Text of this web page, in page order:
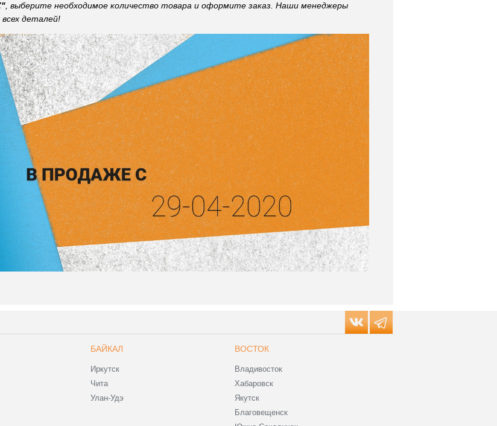
, выберите необходимое количество товара и оформите заказ. Наши менеджеры
деталей!
БАЙКАЛ
Иркутск
Чита
Улан-Удэ
ВОСТОК
Владивосток
Хабаровск
Якутск
Благовещенск